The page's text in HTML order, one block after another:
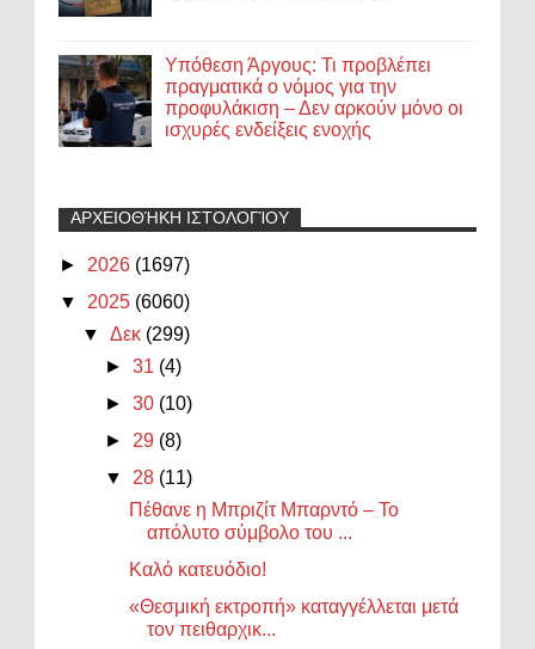
Υπόθεση Άργους: Τι προβλέπει
πραγματικά ο νόμος για την
προφυλάκιση – Δεν αρκούν μόνο οι
ισχυρές ενδείξεις ενοχής
ΑΡΧΕΙΟΘΉΚΗ ΙΣΤΟΛΟΓΊΟΥ
► 2026 (1697)
▼ 2025 (6060)
▼Δεκ (299)
►31 (4)
►30 (10)
► 29 (8)
▼ 28 (11)
Πέθανε η Μπριζίτ Μπαρντό – Το
απόλυτο σύμβολο του ...
Καλό κατευόδιο!
«Θεσμική εκτροπή» καταγγέλλεται μετά
τον πειθαρχικ...